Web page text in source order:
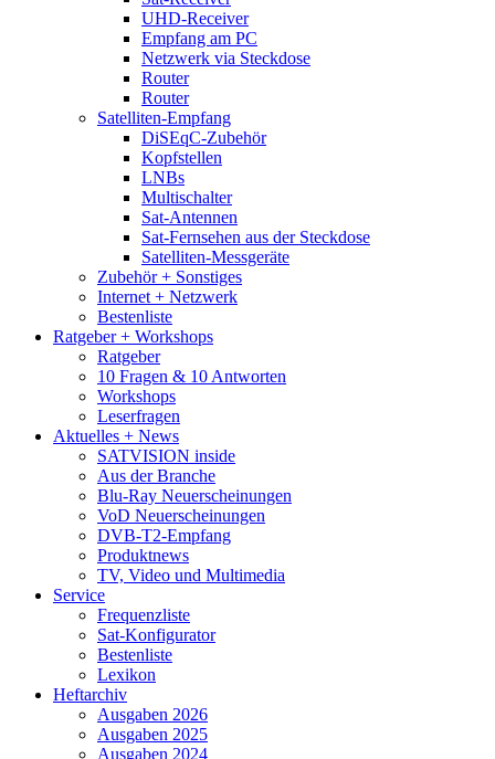
UHD-Receiver
Empfang am PC
Netzwerk via Steckdose
Router
Router
Satelliten-Empfang
DiSEqC-Zubehör
Kopfstellen
LNBs
Multischalter
Sat-Antennen
Sat-Fernsehen aus der Steckdose
Satelliten-Messgeräte
Zubehör + Sonstiges
Internet + Netzwerk
Bestenliste
Ratgeber + Workshops
Ratgeber
10 Fragen & 10 Antworten
Workshops
Leserfragen
Aktuelles + News
SATVISION inside
Aus der Branche
Blu-Ray Neuerscheinungen
VoD Neuerscheinungen
DVB-T2-Empfang
Produktnews
TV, Video und Multimedia
Service
Frequenzliste
Sat-Konfigurator
Bestenliste
Lexikon
Heftarchiv
Ausgaben 2026
Ausgaben 2025
Ausgaben 2024